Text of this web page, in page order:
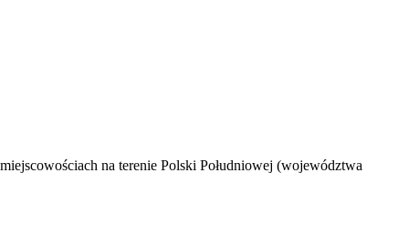
na terenie Polski Południowej (województwa